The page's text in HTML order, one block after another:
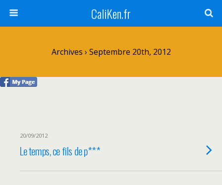
CaliKen.fr
Archives › Septembre 20th, 2012
20/09/2012
Le temps, ce fils de p***